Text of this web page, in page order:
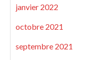
janvier 2022
octobre 2021
septembre 2021